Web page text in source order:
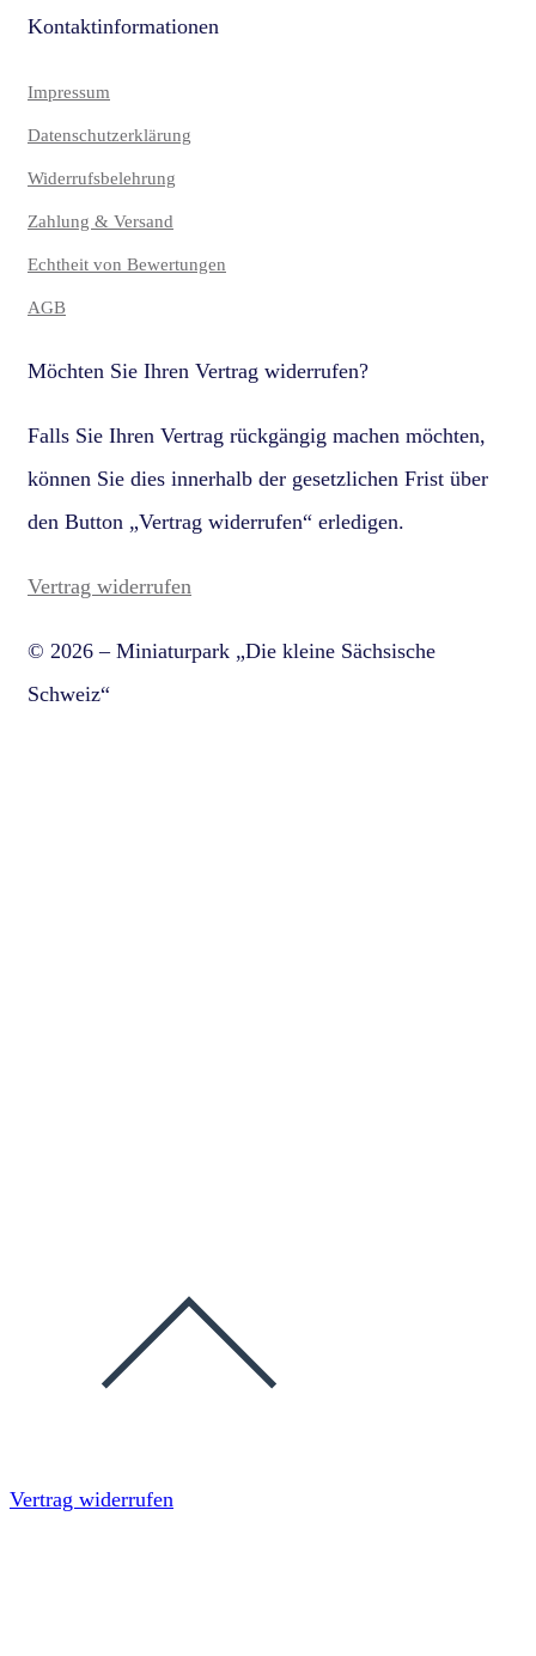
Kontaktinformationen
Impressum
Datenschutzerklärung
Widerrufsbelehrung
Zahlung & Versand
Echtheit von Bewertungen
AGB
Möchten Sie Ihren Vertrag widerrufen?
Falls Sie Ihren Vertrag rückgängig machen möchten,
können Sie dies innerhalb der gesetzlichen Frist über
den Button „Vertrag widerrufen“ erledigen.
Vertrag widerrufen
© 2026 – Miniaturpark „Die kleine Sächsische
Schweiz“
Vertrag widerrufen